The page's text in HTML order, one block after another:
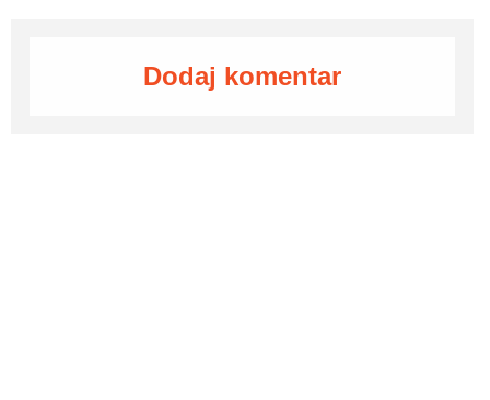
Dodaj komentar